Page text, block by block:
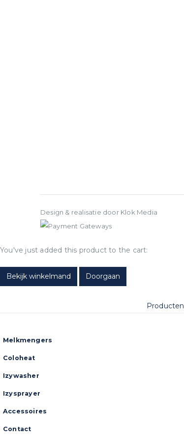
Design & realisatie door Klok Media
You've just added this product to the cart:
Bekijk winkelmand Doorgaan
Producten
Melkmengers
Coloheat
Izywasher
Izysprayer
Accessoires
Contact